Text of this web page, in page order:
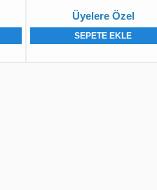
Üyelere Özel
SEPETE EKLE